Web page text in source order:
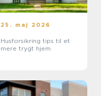
25. maj 2026
Husforsikring tips til et
mere trygt hjem